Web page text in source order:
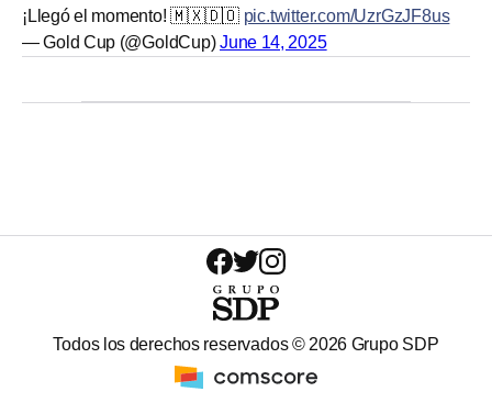
¡Llegó el momento! 🇲🇽🇩🇴 pic.twitter.com/UzrGzJF8us
— Gold Cup (@GoldCup)June 14, 2025
Todos los derechos reservados © 2026 Grupo SDP